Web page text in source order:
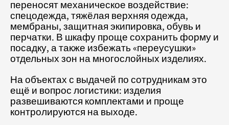
переносят механическое воздействие:
спецодежда, тяжёлая верхняя одежда,
мембраны, защитная экипировка, обувь и
перчатки. В шкафу проще сохранить форму и
посадку, а также избежать «переусушки»
отдельных зон на многослойных изделиях.
На объектах с выдачей по сотрудникам это
ещё и вопрос логистики: изделия
развешиваются комплектами и проще
контролируются на выходе.